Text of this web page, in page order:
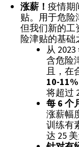
涨薪！ 疫情期
贴。用于危险
但我们新的工
险津贴的基础
从
含危险
且，在
10-11%
将超过
每 6 个
涨薪幅
训练有
达 25